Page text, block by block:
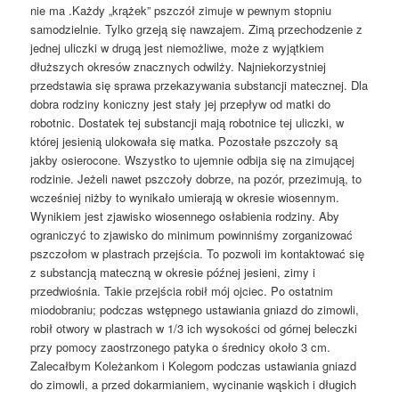
nie ma .Każdy „krążek” pszczół zimuje w pewnym stopniu
samodzielnie. Tylko grzeją się nawzajem. Zimą przechodzenie z
jednej uliczki w drugą jest niemożliwe, może z wyjątkiem
dłuższych okresów znacznych odwilży. Najniekorzystniej
przedstawia się sprawa przekazywania substancji matecznej. Dla
dobra rodziny koniczny jest stały jej przepływ od matki do
robotnic. Dostatek tej substancji mają robotnice tej uliczki, w
której jesienią ulokowała się matka. Pozostałe pszczoły są
jakby osierocone. Wszystko to ujemnie odbija się na zimującej
rodzinie. Jeżeli nawet pszczoły dobrze, na pozór, przezimują, to
wcześniej niżby to wynikało umierają w okresie wiosennym.
Wynikiem jest zjawisko wiosennego osłabienia rodziny. Aby
ograniczyć to zjawisko do minimum powinniśmy zorganizować
pszczołom w plastrach przejścia. To pozwoli im kontaktować się
z substancją mateczną w okresie późnej jesieni, zimy i
przedwiośnia. Takie przejścia robił mój ojciec. Po ostatnim
miodobraniu; podczas wstępnego ustawiania gniazd do zimowli,
robił otwory w plastrach w 1/3 ich wysokości od górnej beleczki
przy pomocy zaostrzonego patyka o średnicy około 3 cm.
Zalecałbym Koleżankom i Kolegom podczas ustawiania gniazd
do zimowli, a przed dokarmianiem, wycinanie wąskich i długich